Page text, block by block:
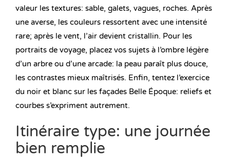
valeur les textures: sable, galets, vagues, roches. Après
une averse, les couleurs ressortent avec une intensité
rare; après le vent, l’air devient cristallin. Pour les
portraits de voyage, placez vos sujets à l’ombre légère
d’un arbre ou d’une arcade: la peau paraît plus douce,
les contrastes mieux maîtrisés. Enfin, tentez l’exercice
du noir et blanc sur les façades Belle Époque: reliefs et
courbes s’expriment autrement.
Itinéraire type: une journée
bien remplie